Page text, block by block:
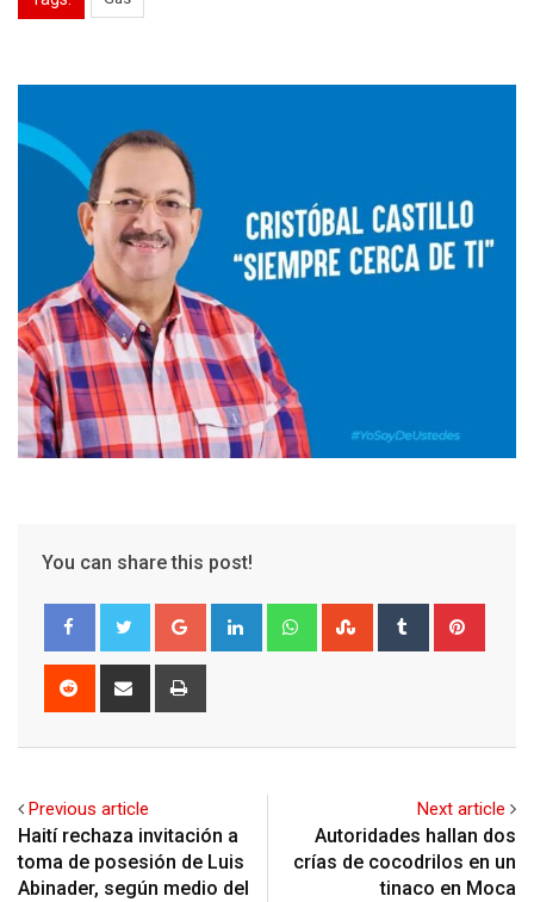
You can share this post!
Google+ LinkedIn WhatsappStumbleUpon
Tumblr
Reddit
Share
Previous article
Haití rechaza invitación a
toma de posesión de Luis
Abinader, según medio del
Next article
Autoridades hallan dos
crías de cocodrilos en un
tinaco en Moca